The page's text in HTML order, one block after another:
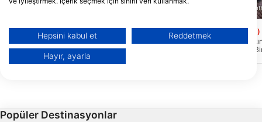
Kyriakou (★3.9)
Bu site küçük geçitler ve mağaralar ile
güzel bir kayalık manzaraya sahiptir. Site
yeni başlayanlar ve deneyimli dalgıçlar
için uygundur. Maksimum derinlik 20m'dir.
SAMOS DIVE CENTER
Karavopetra (★4.3)
Karavopetra, ancak
edilebilen bir kayadır.
verilen ekolojik zararı
Popüler Destinasyonlar
Veriler Avrupa Birliği dışında paylaşılabilir ve ABD'ye gönderilebilir.
Onayınız ve cookie politikası yalnızca bu web sitesi/uygulama için
Bilgileri bir cihazda depolamak ve/veya
Hepsini kabul et Reddetmek
Hayır, ayarla